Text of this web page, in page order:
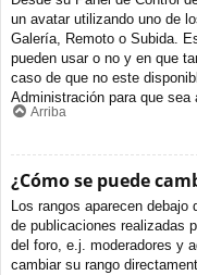
un avatar utilizando uno de
Galería, Remoto o Subida.
pueden usar o no y en que
caso de que no este
Administración para que sea
Arriba
¿Cómo se puede
Los rangos aparecen debajo
de publicaciones realizadas
del foro, e.j. moderadores y
cambiar su rango